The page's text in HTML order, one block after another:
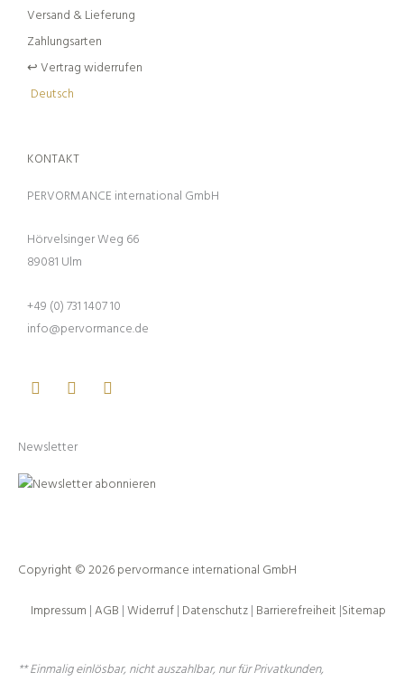
Versand & Lieferung
Zahlungsarten
↩︎ Vertrag widerrufen
Deutsch
KONTAKT
PERVORMANCE international GmbH
Hörvelsinger Weg 66
89081 Ulm
+49 (0) 731 1407 10
info@pervormance.de
FacebookYoutubeInstagram
Newsletter
Copyright © 2026 pervormance international GmbH
Impressum |AGB |Widerruf| Datenschutz| Barrierefreiheit |Sitemap
** Einmalig einlösbar, nicht auszahlbar, nur für Privatkunden,